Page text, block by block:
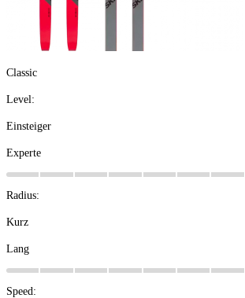
Classic
Level:
Einsteiger
Experte
Radius:
Kurz
Lang
Speed: